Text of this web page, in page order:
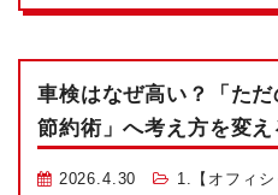
車検はなぜ高い？「た
節約術」へ考え方を変え
2026.4.30 1.【オフィシ